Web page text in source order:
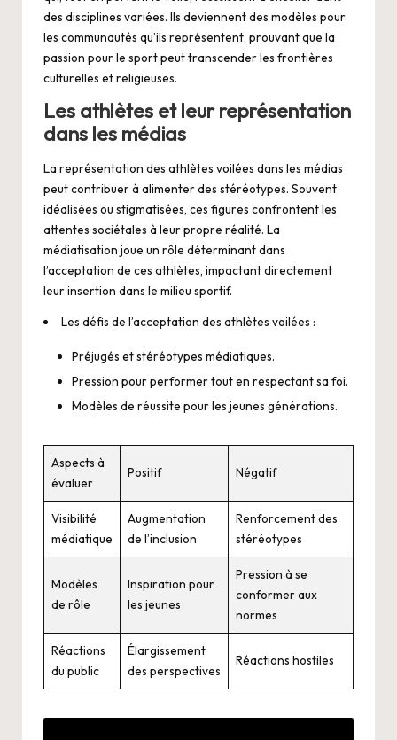
des disciplines variées. Ils deviennent des modèles pour
les communautés qu’ils représentent, prouvant que la
passion pour le sport peut transcender les frontières
culturelles et religieuses.
Les athlètes et leur représentation
dans les médias
La représentation des athlètes voilées dans les médias
peut contribuer à alimenter des stéréotypes. Souvent
idéalisées ou stigmatisées, ces figures confrontent les
attentes sociétales à leur propre réalité. La
médiatisation joue un rôle déterminant dans
l’acceptation de ces athlètes, impactant directement
leur insertion dans le milieu sportif.
Les défis de l’acceptation des athlètes voilées :
Préjugés et stéréotypes médiatiques.
Pression pour performer tout en respectant sa foi.
Modèles de réussite pour les jeunes générations.
Aspects à
évaluer
Positif Négatif
Visibilité
médiatique
Augmentation
de l’inclusion
Renforcement des
stéréotypes
Modèles
de rôle
Inspiration pour
les jeunes
Pression à se
conformer aux
normes
Réactions
du public
Élargissement
des perspectives
Réactions hostiles